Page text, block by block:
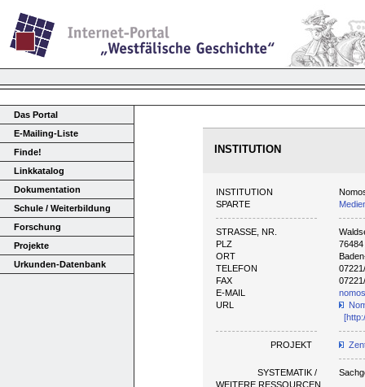
Das Portal
E-Mailing-Liste
Finde!
Linkkatalog
Dokumentation
Schule / Weiterbildung
Forschung
Projekte
Urkunden-Datenbank
INSTITUTION
INSTITUTION
SPARTE
STRASSE, NR.
PLZ
76484
ORT
TELEFON
FAX
E-MAIL
URL
PROJEKT
SYSTEMATIK /
WEITERE RESSOURCEN